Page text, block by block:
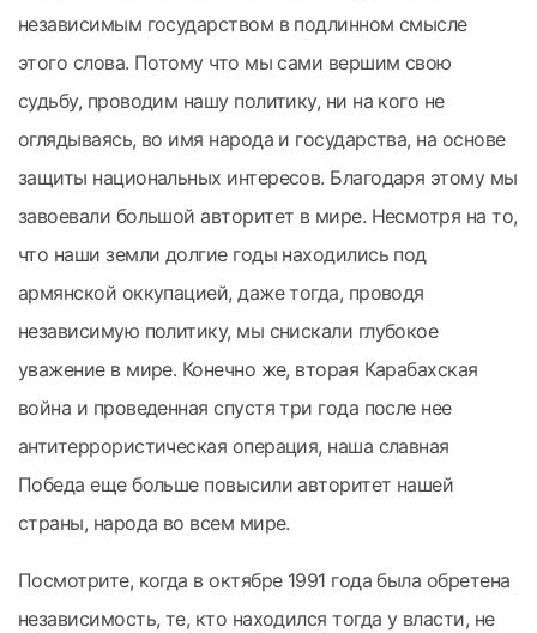
независимым государством в подлинном смысле
этого слова. Потому что мы сами вершим свою
судьбу, проводим нашу политику, ни на кого не
оглядываясь, во имя народа и государства, на основе
защиты национальных интересов. Благодаря этому мы
завоевали большой авторитет в мире. Несмотря на то,
что наши земли долгие годы находились под
армянской оккупацией, даже тогда, проводя
независимую политику, мы снискали глубокое
уважение в мире. Конечно же, вторая Карабахская
война и проведенная спустя три года после нее
антитеррористическая операция, наша славная
Победа еще больше повысили авторитет нашей
страны, народа во всем мире.
Посмотрите, когда в октябре 1991 года была обретена
независимость, те, кто находился тогда у власти, не